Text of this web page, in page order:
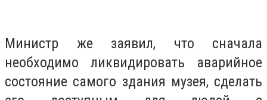
Министр же заявил, что сначала
необходимо ликвидировать аварийное
состояние самого здания музея, сделать